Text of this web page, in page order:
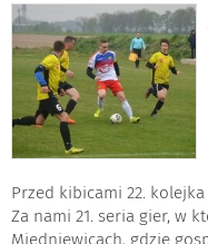
Przed kibicami 22.
Za nami 21. seria gier, w
Miedniewicach, gdzie